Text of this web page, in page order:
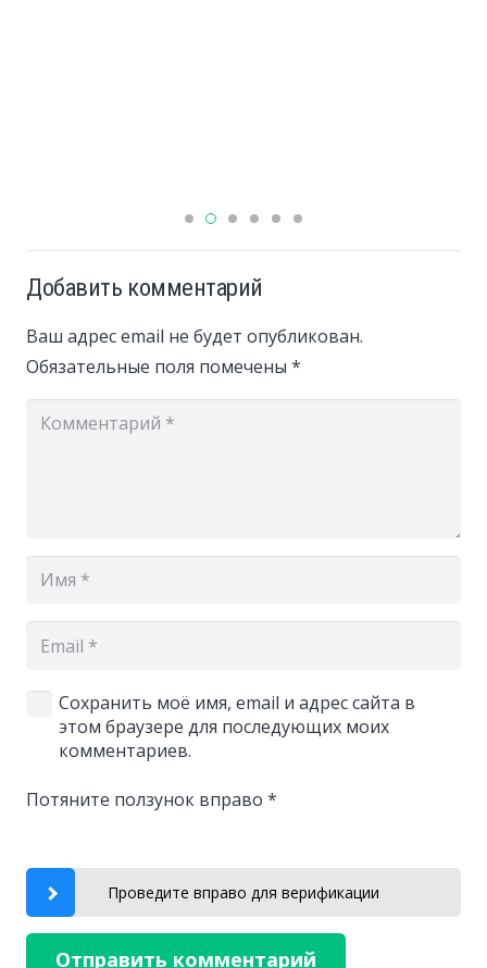
Добавить комментарий
Ваш адрес email не будет опубликован.
Обязательные поля помечены *
Сохранить моё имя, email и адрес сайта в
этом браузере для последующих моих
комментариев.
Потяните ползунок вправо *
Проведите вправо для верификации
Отправить комментарий